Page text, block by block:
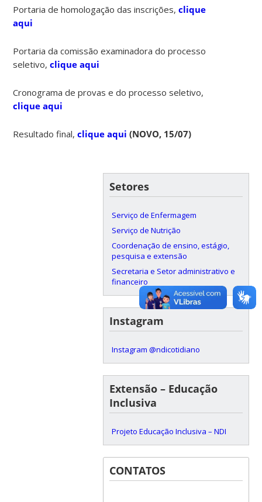
Portaria de homologação das inscrições,clique
aqui
Portaria da comissão examinadora do processo
seletivo,clique aqui
Cronograma de provas e do processo seletivo,
clique aqui
Resultado final,clique aqui (NOVO, 15/07)
Setores
Serviço de Enfermagem
Serviço de Nutrição
Coordenação de ensino, estágio,
pesquisa e extensão
Secretaria e Setor administrativo e
financeiro
Instagram
Instagram @ndicotidiano
Extensão – Educação
Inclusiva
Projeto Educação Inclusiva – NDI
CONTATOS